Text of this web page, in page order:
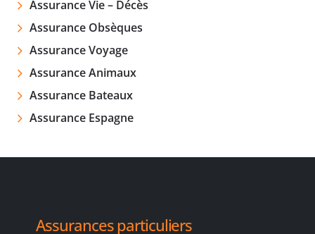
Assurance Vie – Décès
Assurance Obsèques
Assurance Voyage
Assurance Animaux
Assurance Bateaux
Assurance Espagne
Assurances particuliers